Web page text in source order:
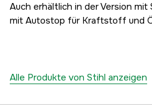
Auch erhältlich in der Version
mit Autostop für Kraftstoff und
Alle Produkte von Stihl anzeigen